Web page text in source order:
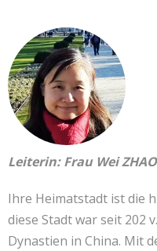
Leiterin: Frau Wei ZHAO
Ihre Heimatstadt ist die
diese Stadt war seit 202
Dynastien in China. Mit